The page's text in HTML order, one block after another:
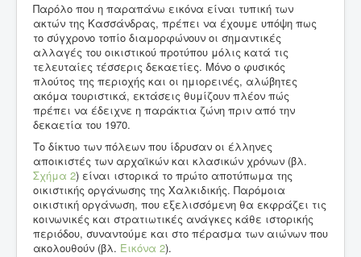
Παρόλο που η παραπάνω εικόνα είναι τυπική των
ακτών της Κασσάνδρας, πρέπει να έχουμε υπόψη πως
το σύγχρονο τοπίο διαμορφώνουν οι σημαντικές
αλλαγές του οικιστικού προτύπου μόλις κατά τις
τελευταίες τέσσερις δεκαετίες. Μόνο ο φυσικός
πλούτος της περιοχής και οι ημιορεινές, αλώβητες
ακόμα τουριστικά, εκτάσεις θυμίζουν πλέον πώς
πρέπει να έδειχνε η παράκτια ζώνη πριν από την
δεκαετία του 1970.
Το δίκτυο των πόλεων που ίδρυσαν οι έλληνες
αποικιστές των αρχαϊκών και κλασικών χρόνων (βλ.
Σχήμα 2) είναι ιστορικά το πρώτο αποτύπωμα της
οικιστικής οργάνωσης της Χαλκιδικής. Παρόμοια
οικιστική οργάνωση, που εξελισσόμενη θα εκφράζει τις
κοινωνικές και στρατιωτικές ανάγκες κάθε ιστορικής
περιόδου, συναντούμε και στο πέρασμα των αιώνων που
ακολουθούν (βλ. Εικόνα 2).